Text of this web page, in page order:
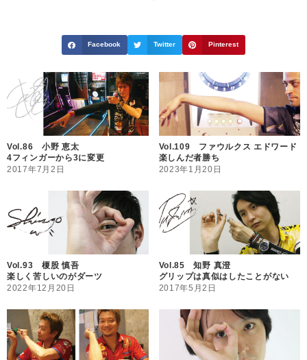
Facebook Twitter Pinterest
Vol.86 小野 恵太
4フィンガーから3に変更
2017年7月2日
Vol.109 ファウルクス エドワード
楽しんだ者勝ち
2023年1月20日
Vol.93 榎股 慎吾
楽しく苦しいのがダーツ
2022年12月20日
Vol.85 知野 真澄
グリップは真似はしたことがない
2017年5月2日